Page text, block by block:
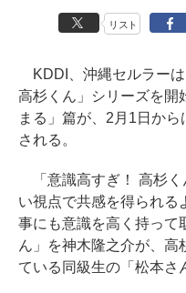
リスト
KDDI、沖縄セルラーは
高杉くん」シリーズを開
まる」篇が、2月1日か
される。
「意識高すぎ！ 高杉く
い視点で共感を得られる
事にも意識を高く持って
ん」を神木隆之介が、高
ている同級生の「松本さ